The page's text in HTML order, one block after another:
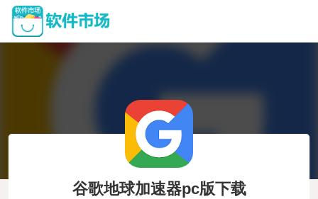
谷歌地球加速器pc版下载